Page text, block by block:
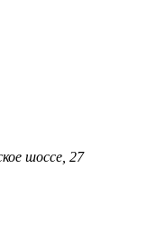
шоссе, 27